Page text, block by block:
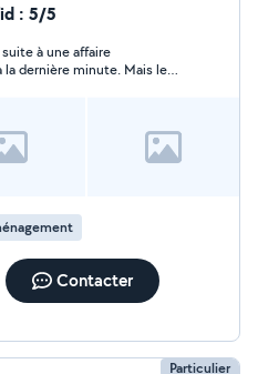
: 5/5
à une affaire
dernière minute. Mais le
Contacter
Particulier